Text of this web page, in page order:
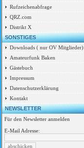
Rufzeichenabfrage
QRZ.com
Distrikt X
SONSTIGES
Downloads ( nur OV Mitglieder)
Amateurfunk Baken
Gästebuch
Impressum
Datenschutzerklärung
Kontakt
NEWSLETTER
Für den Newsletter anmelden
E-Mail Adresse: